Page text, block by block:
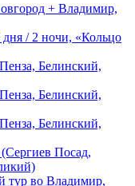
+ Владимир,
/ 2 ночи, «Кольцо
Белинский,
Белинский,
Белинский,
Посад,
тур во Владимир,